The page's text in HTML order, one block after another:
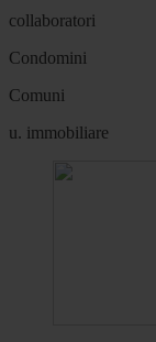
collaboratori
Condomini
Comuni
u. immobiliare